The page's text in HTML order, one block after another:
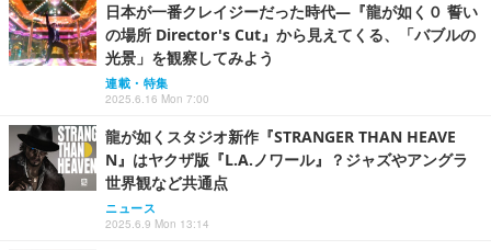
日本が一番クレイジーだった時代―『龍が如く０ 誓い
の場所 Director's Cut』から見えてくる、「バブルの
光景」を観察してみよう
連載・特集
2025.6.16 Mon 7:00
龍が如くスタジオ新作『STRANGER THAN HEAVE
N』はヤクザ版『L.A.ノワール』？ジャズやアングラ
世界観など共通点
ニュース
2025.6.9 Mon 13:14